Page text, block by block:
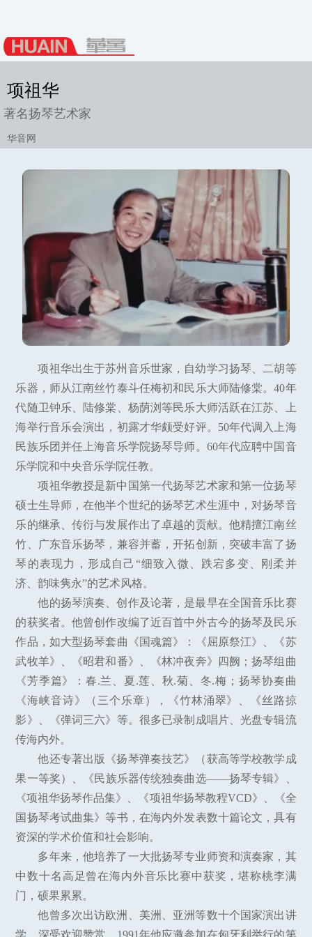
项祖华
著名扬琴艺术家
华音网
项祖华出生于苏州音乐世家，自幼学习扬琴、二胡等
乐器，师从江南丝竹泰斗任梅初和民乐大师陆修棠。40年
代随卫钟乐、陆修棠、杨荫浏等民乐大师活跃在江苏、上
海举行音乐会演出，初露才华颇受好评。50年代调入上海
民族乐团并任上海音乐学院扬琴导师。60年代应聘中国音
乐学院和中央音乐学院任教。
项祖华教授是新中国第一代扬琴艺术家和第一位扬琴
硕士生导师，在他半个世纪的扬琴艺术生涯中，对扬琴音
乐的继承、传衍与发展作出了卓越的贡献。他精擅江南丝
竹、广东音乐扬琴，兼容并蓄，开拓创新，突破丰富了扬
琴的表现力，形成自己“细致入微、跌宕多变、刚柔并
济、韵味隽永”的艺术风格。
他的扬琴演奏、创作及论著，是最早在全国音乐比赛
的获奖者。他曾创作改编了近百首中外古今的扬琴及民乐
作品，如大型扬琴套曲《国魂篇》：《屈原祭江》、《苏
武牧羊》、《昭君和番》、《林冲夜奔》四阙；扬琴组曲
《芳季篇》：春.兰、夏.莲、秋.菊、冬.梅；扬琴协奏曲
《海峡音诗》（三个乐章），《竹林涌翠》、《丝路掠
影》、《弹词三六》等。很多已录制成唱片、光盘专辑流
传海内外。
他还专著出版《扬琴弹奏技艺》（获高等学校教学成
果一等奖）、《民族乐器传统独奏曲选——扬琴专辑》、
《项祖华扬琴作品集》、《项祖华扬琴教程VCD》、《全
国扬琴考试曲集》等书，在海内外发表数十篇论文，具有
资深的学术价值和社会影响。
多年来，他培养了一大批扬琴专业师资和演奏家，其
中数十名高足曾在海内外音乐比赛中获奖，堪称桃李满
门，硕果累累。
他曾多次出访欧洲、美洲、亚洲等数十个国家演出讲
学，深受欢迎赞赏。1991年他应邀参加在匈牙利举行的第